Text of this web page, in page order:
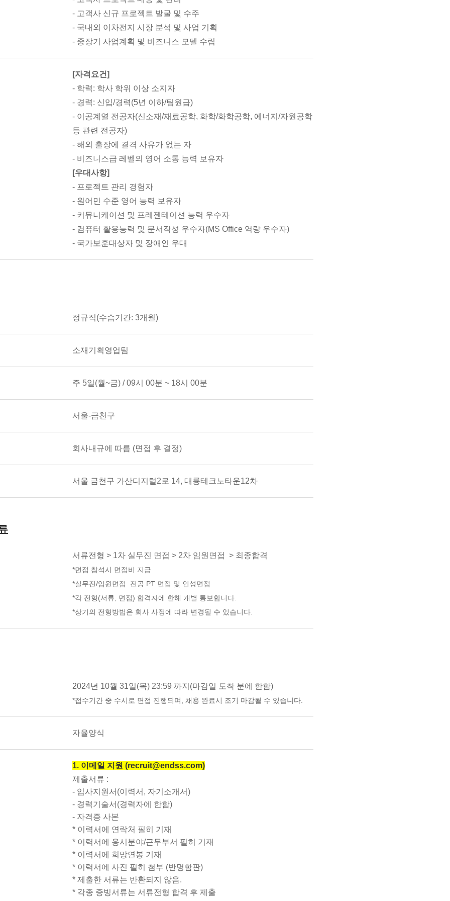
- 고객사 신규 프로젝트 발굴 및 수주
- 국내외 이차전지 시장 분석 및 사업 기획
- 중장기 사업계획 및 비즈니스 모델 수립
[자격요건]
- 학력: 학사 학위 이상 소지자
- 경력: 신입/경력(5년 이하/팀원급)
- 이공계열 전공자(신소재/재료공학, 화학/화학공학, 에너지/자원공학
등 관련 전공자)
- 해외 출장에 결격 사유가 없는 자
- 비즈니스급 레벨의 영어 소통 능력 보유자
[우대사항]
- 프로젝트 관리 경험자
- 원어민 수준 영어 능력 보유자
- 커뮤니케이션 및 프레젠테이션 능력 우수자
- 컴퓨터 활용능력 및 문서작성 우수자(MS Office 역량 우수자)
- 국가보훈대상자 및 장애인 우대
정규직(수습기간: 3개월)
소재기획영업팀
주 5일(월~금) / 09시 00분 ~ 18시 00분
서울-금천구
회사내규에 따름 (면접 후 결정)
서울 금천구 가산디지털2로 14, 대륭테크노타운12차
서류전형 > 1차 실무진 면접 > 2차 임원면접 > 최종합격
*면접 참석시 면접비 지급
*실무진/임원면접: 전공 PT 면접 및 인성면접
*각 전형(서류, 면접) 합격자에 한해 개별 통보합니다.
*상기의 전형방법은 회사 사정에 따라 변경될 수 있습니다.
2024년 10월 31일(목) 23:59 까지(마감일 도착 분에 한함)
*접수기간 중 수시로 면접 진행되며, 채용 완료시 조기 마감될 수 있습니다.
자율양식
1. 이메일 지원 (recruit@endss.com)
제출서류 :
- 입사지원서(이력서, 자기소개서)
- 경력기술서(경력자에 한함)
- 자격증 사본
* 이력서에 연락처 필히 기재
* 이력서에 응시분야/근무부서 필히 기재
* 이력서에 희망연봉 기재
* 이력서에 사진 필히 첨부 (반명함판)
* 제출한 서류는 반환되지 않음.
* 각종 증빙서류는 서류전형 합격 후 제출